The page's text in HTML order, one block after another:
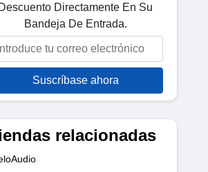
Descuento Directamente En Su
Bandeja De Entrada.
Suscríbase ahora
relacionadas